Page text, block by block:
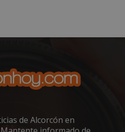
de Alcorcón en